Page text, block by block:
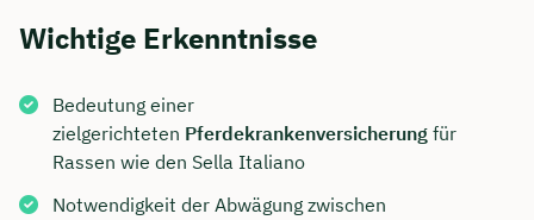
Wichtige Erkenntnisse
Bedeutung einer
zielgerichteten Pferdekrankenversicherung für
Rassen wie den Sella Italiano
Notwendigkeit der Abwägung zwischen